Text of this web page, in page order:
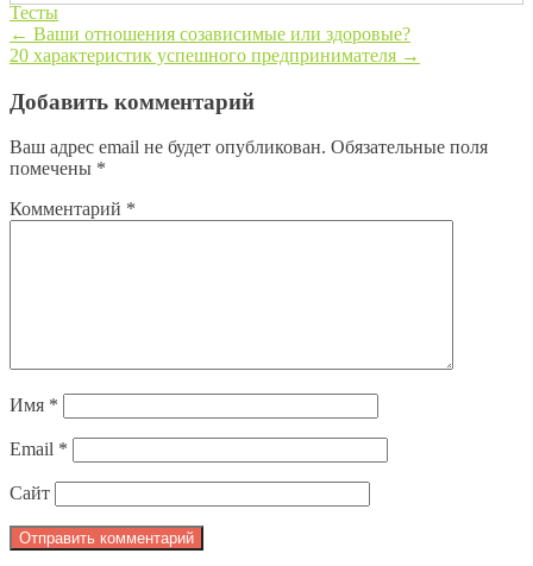
Тесты
Post navigation
← Ваши отношения созависимые или здоровые?
20 характеристик успешного предпринимателя →
Добавить комментарий
Ваш адрес email не будет опубликован. Обязательные поля
помечены *
Комментарий *
Имя *
Email *
Сайт